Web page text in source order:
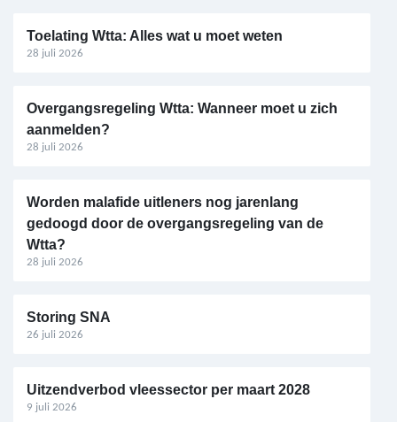
Toelating Wtta: Alles wat u moet weten
28 juli 2026
Overgangsregeling Wtta: Wanneer moet u zich
aanmelden?
28 juli 2026
Worden malafide uitleners nog jarenlang
gedoogd door de overgangsregeling van de
Wtta?
28 juli 2026
Storing SNA
26 juli 2026
Uitzendverbod vleessector per maart 2028
9 juli 2026